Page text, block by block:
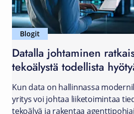
Blogit
Datalla johtaminen
tekoälystä todellista
Kun data on hallinnassa
yritys voi johtaa liiketoimintaa
tekoälyä ja rakentaa